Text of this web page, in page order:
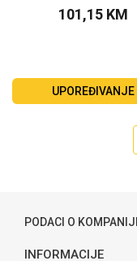
101,15 KM
UPOREĐIVANJE
PODACI O KOMPANIJI
Gama S doo
INFORMACIJE